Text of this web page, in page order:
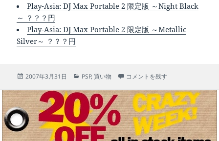
Play-Asia: DJ Max Portable 2 限定版 ～Night Black
～ ？？？円
Play-Asia: DJ Max Portable 2 限定版 ～Metallic
Silver～ ？？？円
投
日:
2007年3月31日
カ
ゴ
リ
PSP, 買い物 オワタ＼(^o^)／
コメントを残す